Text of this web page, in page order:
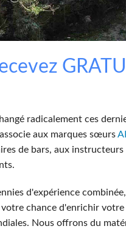
Si
radicalement ces
aux marques sœurs
de bars, aux instructeurs
d'expérience
chance d'enrichir
Nous offrons du